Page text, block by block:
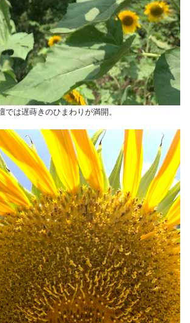
では遅蒔きのひまわりが満開。